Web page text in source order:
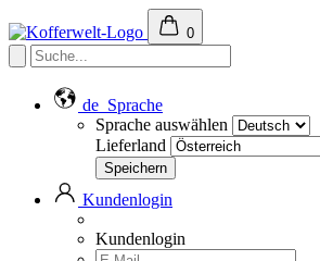
0
de Sprache
Sprache auswählen
Lieferland
Kundenlogin
Kundenlogin